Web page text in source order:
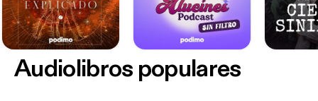
Audiolibros populares